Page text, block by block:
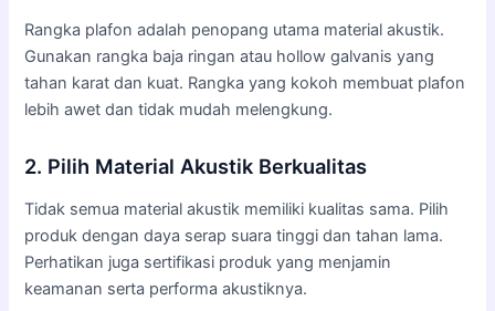
Rangka plafon adalah penopang utama material akustik.
Gunakan rangka baja ringan atau hollow galvanis yang
tahan karat dan kuat. Rangka yang kokoh membuat plafon
lebih awet dan tidak mudah melengkung.
2. Pilih Material Akustik Berkualitas
Tidak semua material akustik memiliki kualitas sama. Pilih
produk dengan daya serap suara tinggi dan tahan lama.
Perhatikan juga sertifikasi produk yang menjamin
keamanan serta performa akustiknya.